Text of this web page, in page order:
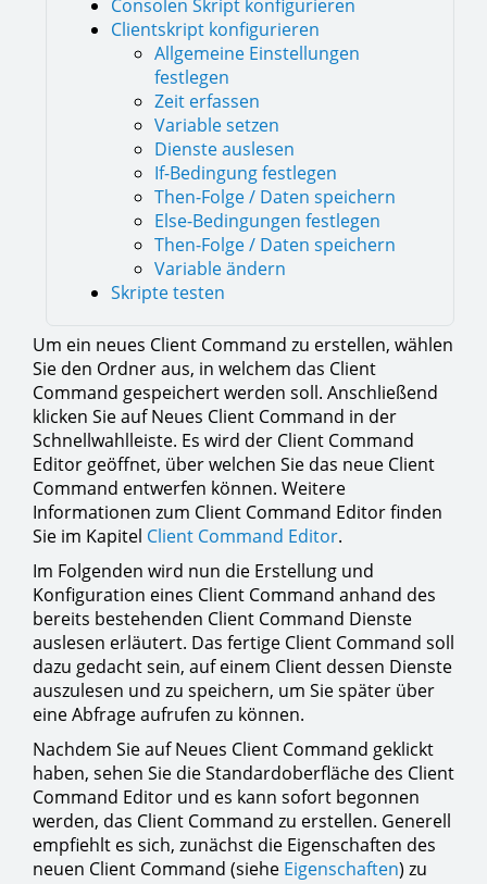
Consolen Skript konfigurieren
Clientskript konfigurieren
Allgemeine Einstellungen
festlegen
Zeit erfassen
Variable setzen
Dienste auslesen
If-Bedingung festlegen
Then-Folge / Daten speichern
Else-Bedingungen festlegen
Then-Folge / Daten speichern
Variable ändern
Skripte testen
Um ein neues Client Command zu erstellen, wählen
Sie den Ordner aus, in welchem das Client
Command gespeichert werden soll. Anschließend
klicken Sie auf Neues Client Command in der
Schnellwahlleiste. Es wird der Client Command
Editor geöffnet, über welchen Sie das neue Client
Command entwerfen können. Weitere
Informationen zum Client Command Editor finden
Sie im Kapitel Client Command Editor.
Im Folgenden wird nun die Erstellung und
Konfiguration eines Client Command anhand des
bereits bestehenden Client Command Dienste
auslesen erläutert. Das fertige Client Command soll
dazu gedacht sein, auf einem Client dessen Dienste
auszulesen und zu speichern, um Sie später über
eine Abfrage aufrufen zu können.
Nachdem Sie auf Neues Client Command geklickt
haben, sehen Sie die Standardoberfläche des Client
Command Editor und es kann sofort begonnen
werden, das Client Command zu erstellen. Generell
empfiehlt es sich, zunächst die Eigenschaften des
neuen Client Command (siehe Eigenschaften) zu